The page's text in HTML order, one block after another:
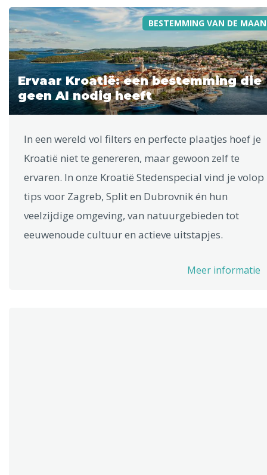
BESTEMMING VAN DE
Ervaar Kroatië: een bestemming die
geen AI nodig heeft
In een wereld vol filters en perfecte plaatjes hoef je
Kroatië niet te genereren, maar gewoon zelf te
ervaren. In onze Kroatië Stedenspecial vind je volop
tips voor Zagreb, Split en Dubrovnik én hun
veelzijdige omgeving, van natuurgebieden tot
eeuwenoude cultuur en actieve uitstapjes.
Meer informatie